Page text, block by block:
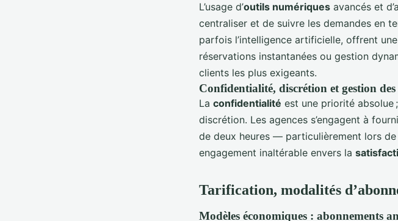
L’usage d’outils numériques avancés et
centraliser et de suivre les demandes en
parfois l’intelligence artificielle, offrent une
réservations instantanées ou gestion
clients les plus exigeants.
Confidentialité, discrétion et gestion
La confidentialité est une priorité absolue
discrétion. Les agences s’engagent à
de deux heures — particulièrement lors
engagement inaltérable envers la
Tarification, modalités
Modèles économiques : abonnements